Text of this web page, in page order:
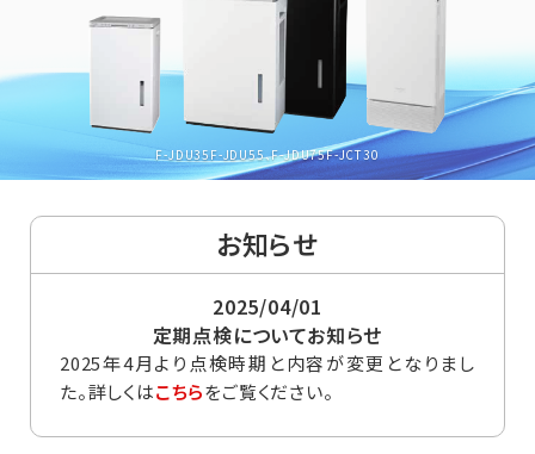
F-JDU35F-JDU55、F-JDU75F-JCT30
お知らせ
2025/04/01
定期点検についてお知らせ
2025年4月より点検時期と内容が変更となりまし
た。詳しくはこちらをご覧ください。